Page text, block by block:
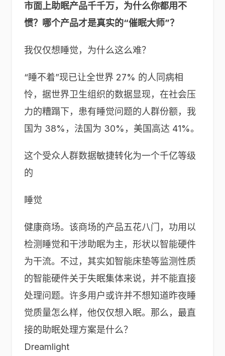
市面上助眠产品千千万，为什么你都用不
惯？哪个产品才是真实的“催眠大师”？
我仅仅想睡觉，为什么这么难？
“睡不着”现已让全世界 27% 的人同病相
怜，据世界卫生组织的数据显现，在社会压
力的糟蹋下，患有睡觉问题的人群份额，我
国为 38%，法国为 30%，美国高达 41%。
这个受众人群数据敏捷转化为一个千亿等级
的
睡觉
健康商场。该商场的产品五花八门，功用以
检测睡觉和干涉助眠为主，形状以智能硬件
为干流。不过，其实如智能床垫等监测性质
的智能硬件关于失眠集体来说，并不能直接
处理问题。许多用户或许并不想知道昨夜睡
觉质量怎么样，他仅仅想入眠。那么，最直
接的助眠处理方案是什么？
Dreamlight